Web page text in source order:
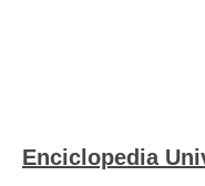
Enciclopedia